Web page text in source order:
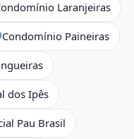
Laranjeiras
Condomínio Paineiras
dos Ipês
Pau Brasil